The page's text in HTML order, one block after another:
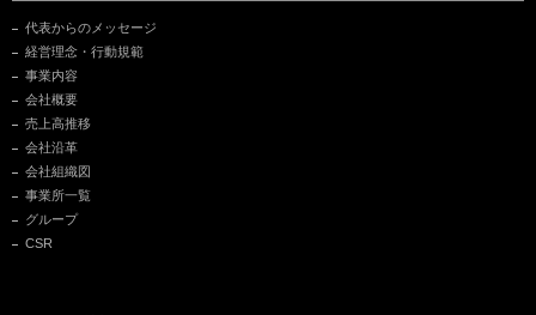
代表からのメッセージ
経営理念・行動規範
事業内容
会社概要
売上高推移
会社沿革
会社組織図
事業所一覧
グループ
CSR